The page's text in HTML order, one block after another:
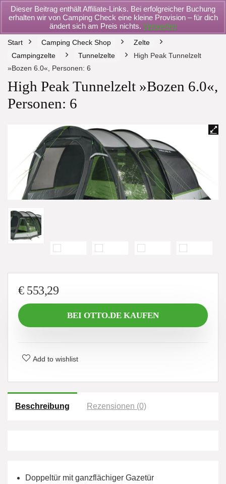
Dieser Beitrag enthält Affiliate-Links. Bei erfolgreicher Buchung
erhalten wir von Camping Check eine kleine Provision – für dich
ändert sich am Preis nichts. Verwerfen
Start Camping Check Shop
Zelte
Campingzelte
Tunnelzelte
High Peak Tunnelzelt
»Bozen 6.0«, Personen: 6
High Peak Tunnelzelt »Bozen 6.0«,
Personen: 6
€553,29
BEI OTTO.DE KAUFEN
Add to wishlist
Beschreibung Rezensionen (0)
Doppeltür mit ganzflächiger Gazetür